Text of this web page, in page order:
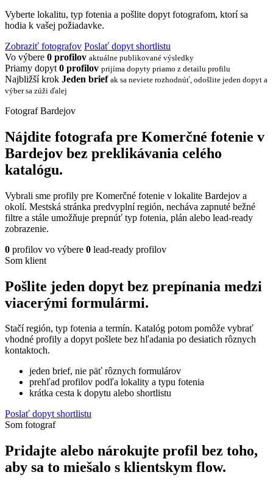
Vyberte lokalitu, typ fotenia a pošlite dopyt fotografom, ktorí sa
hodia k vašej požiadavke.
Zobraziť fotografov Poslať dopyt shortlistu
Vo výbere 0 profilov aktuálne publikované výsledky
Priamy dopyt 0 profilov prijíma dopyty priamo z detailu profilu
Najbližší krok Jeden brief ak sa neviete rozhodnúť, odošlite jeden dopyt a
výber sa zúži ďalej
Fotograf Bardejov
Nájdite fotografa pre Komerčné fotenie v
Bardejov bez preklikávania celého
katalógu.
Vybrali sme profily pre Komerčné fotenie v lokalite Bardejov a
okolí. Mestská stránka predvyplní región, necháva zapnuté bežné
filtre a stále umožňuje prepnúť typ fotenia, plán alebo lead-ready
zobrazenie.
0 profilov vo výbere 0 lead-ready profilov
Som klient
Pošlite jeden dopyt bez prepínania medzi
viacerými formulármi.
Stačí región, typ fotenia a termín. Katalóg potom pomôže vybrať
vhodné profily a dopyt pošlete bez hľadania po desiatich rôznych
kontaktoch.
jeden brief, nie päť rôznych formulárov
prehľad profilov podľa lokality a typu fotenia
krátka cesta k dopytu alebo shortlistu
Poslať dopyt shortlistu
Som fotograf
Pridajte alebo nárokujte profil bez toho,
aby sa to miešalo s klientskym flow.